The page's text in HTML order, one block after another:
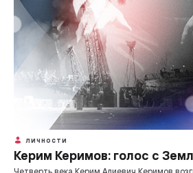
ЛИЧНОСТИ
Керим Керимов: голос с